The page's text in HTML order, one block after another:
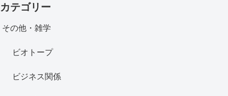
カテゴリー
その他・雑学
ビオトープ
ビジネス関係